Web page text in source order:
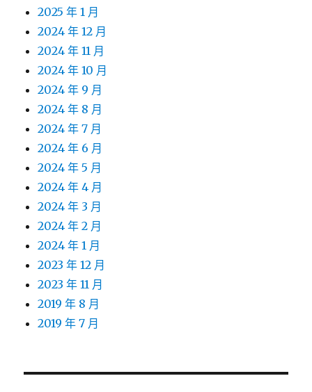
2025 年 1 月
2024 年 12 月
2024 年 11 月
2024 年 10 月
2024 年 9 月
2024 年 8 月
2024 年 7 月
2024 年 6 月
2024 年 5 月
2024 年 4 月
2024 年 3 月
2024 年 2 月
2024 年 1 月
2023 年 12 月
2023 年 11 月
2019 年 8 月
2019 年 7 月